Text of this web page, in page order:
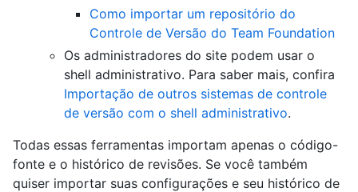
Como importar um repositório do
Controle de Versão do Team Foundation
Os administradores do site podem usar o
shell administrativo. Para saber mais, confira
Importação de outros sistemas de controle
de versão com o shell administrativo.
Todas essas ferramentas importam apenas o código-
fonte e o histórico de revisões. Se você também
quiser importar suas configurações e seu histórico de